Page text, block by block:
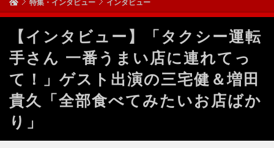
特集・インタビュー インタビュー
【インタビュー】「タクシー運転
手さん 一番うまい店に連れてっ
て！」ゲスト出演の三宅健＆増田
貴久「全部食べてみたいお店ばか
り」